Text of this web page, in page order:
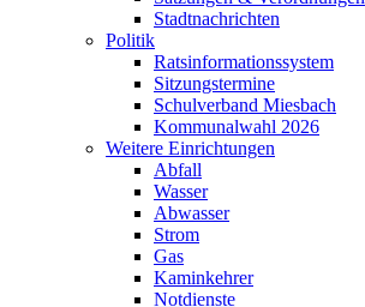
Stadtnachrichten
Politik
Ratsinformationssystem
Sitzungstermine
Schulverband Miesbach
Kommunalwahl 2026
Weitere Einrichtungen
Abfall
Wasser
Abwasser
Strom
Gas
Kaminkehrer
Notdienste